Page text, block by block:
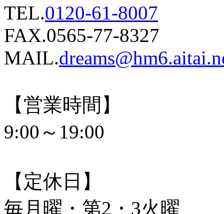
TEL.0120-61-8007
FAX.0565-77-8327
MAIL.
【営業時間】
9:00～19:00
【定休日】
毎月曜・第2・3火曜